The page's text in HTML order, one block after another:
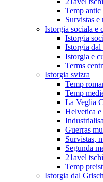
Temp antic
Survistas
Istorgia sociala e
Istorgia
Istorgia dal
Istorgia e
Terms
Istorgia svizra
Temp
Temp
La Veglia
Helvetica
Guerras
Survistas,
Segunda
21avel
Temp
Istorgia dal